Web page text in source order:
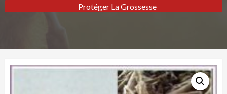
Protéger La Grossesse